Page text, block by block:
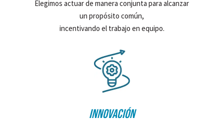
Elegimos actuar de manera conjunta para alcanzar
un propósito común,
incentivando el trabajo en equipo.
INNOVACIÓN